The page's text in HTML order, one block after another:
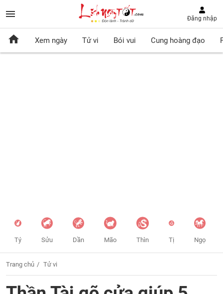
Đăng nhập
Xem ngày Tử vi Bói vui Cung hoàng đạo
Tý Sửu Dần Mão Thìn Tị Ngọ
Trang chủ Tử vi